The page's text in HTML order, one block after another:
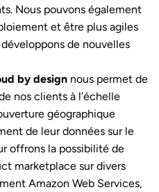
Nous pouvons également
et être plus agiles
de nouvelles
by design nous permet de
nos clients à l’échelle
géographique
de leur données sur le
offrons la possibilité de
marketplace sur divers
Amazon Web Services,